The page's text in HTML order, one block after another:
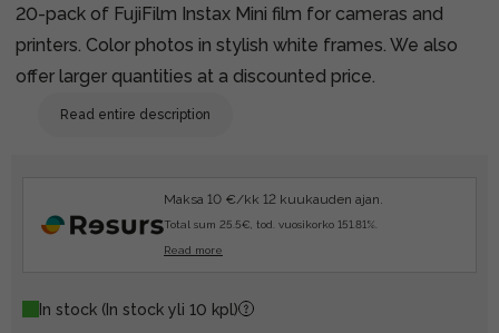
20-pack of FujiFilm Instax Mini film for cameras and
printers. Color photos in stylish white frames. We also
offer larger quantities at a discounted price.
Read entire description
Maksa 10 €/kk 12 kuukauden ajan.
Total sum 25.5€, tod. vuosikorko 151.81%.
Read more
In stock (In stock yli 10 kpl)